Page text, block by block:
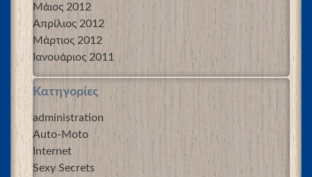
Μάιος 2012
Απρίλιος 2012
Μάρτιος 2012
Ιανουάριος 2011
Kατηγορίες
administration
Auto-Moto
Internet
Sexy Secrets